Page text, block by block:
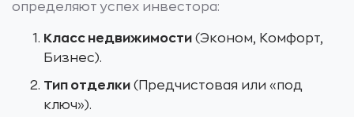
определяют успех инвестора:
Класс недвижимости (Эконом, Комфорт,
Бизнес).
Тип отделки (Предчистовая или «под
ключ»).